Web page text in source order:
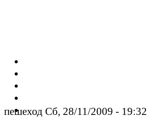
пешеход Сб, 28/11/2009 - 19:32